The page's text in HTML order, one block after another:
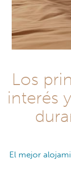
Los
interés
El mejor